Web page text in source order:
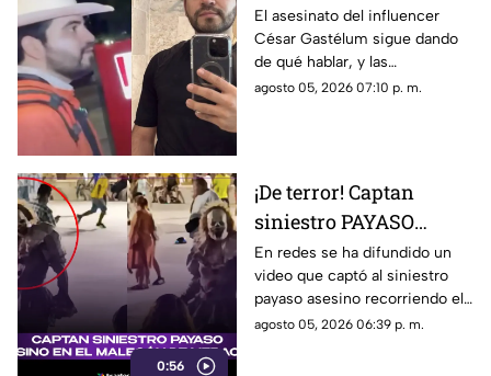
del ASESINATO de
César Gastélum
El asesinato del influencer
César Gastélum sigue dando
de qué hablar, y las
autoridades de seguridad ya
agosto 05, 2026 07:10 p. m.
0:56
¡De terror! Captan
siniestro PAYASO
ASESINO en el
MALECÓN de Veracruz
(+VIDEO)
En redes se ha difundido un
video que captó al siniestro
payaso asesino recorriendo el
malecón de la ciudad de
agosto 05, 2026 06:39 p. m.